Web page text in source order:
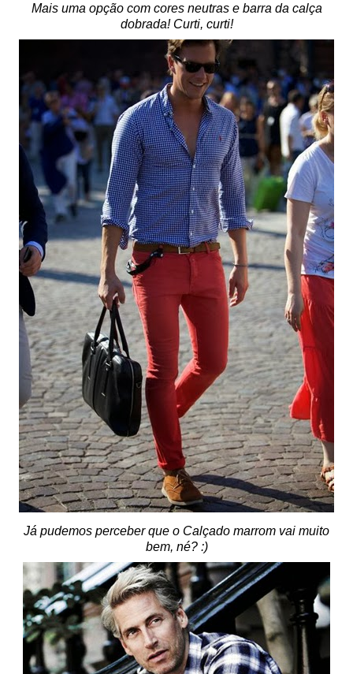
Mais uma opção com cores neutras e barra da calça
dobrada! Curti, curti!
Já pudemos perceber que o Calçado marrom vai muito
bem, né? :)